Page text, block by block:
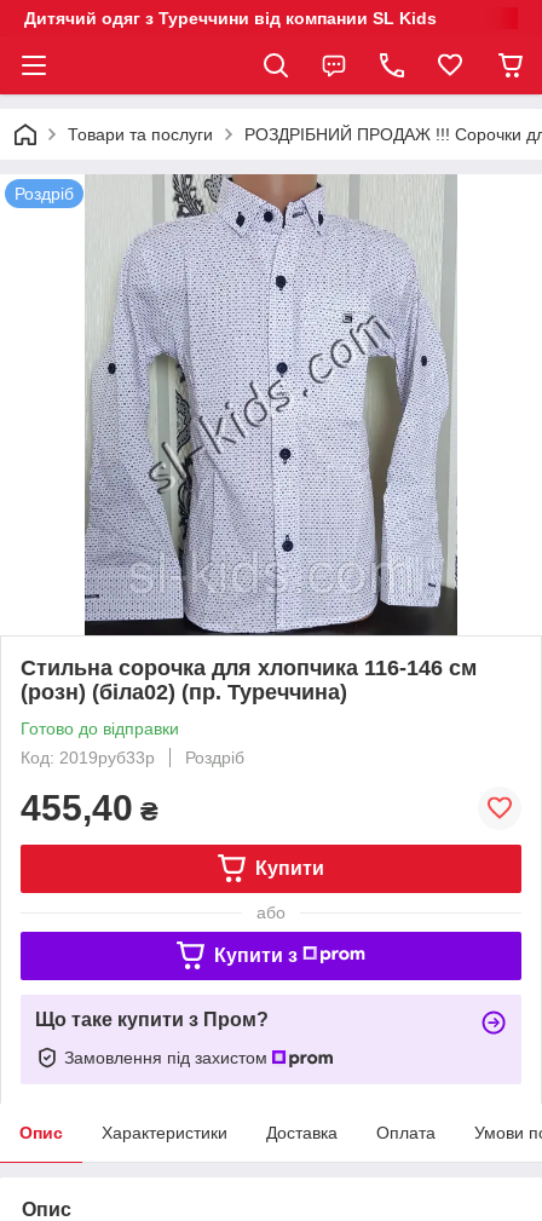
Дитячий одяг з Туреччини від компании SL Kids
Товари та послуги РОЗДРІБНИЙ ПРОДАЖ !!! Сорочки
Роздріб
Стильна сорочка для хлопчика 116-146 см
(розн) (біла02) (пр. Туреччина)
Готово до відправки
Код: 2019руб33р
Роздріб
455,40 ₴
Купити
або
Купити з
Що таке купити з Пром?
Замовлення під захистом
Опис Характеристики Доставка Оплата Умови
Опис